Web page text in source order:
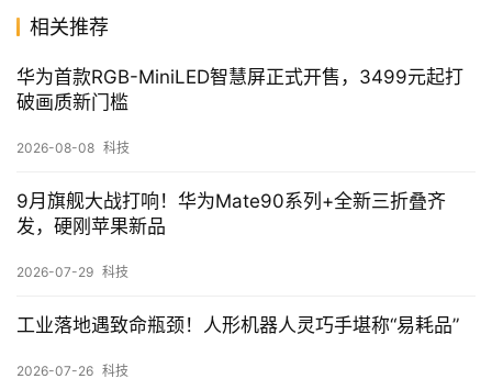
相关推荐
华为首款RGB-MiniLED智慧屏正式开售，3499元起打
破画质新门槛
2026-08-08 科技
9月旗舰大战打响！华为Mate90系列+全新三折叠齐
发，硬刚苹果新品
2026-07-29 科技
工业落地遇致命瓶颈！人形机器人灵巧手堪称“易耗品”
2026-07-26 科技